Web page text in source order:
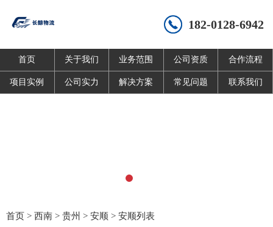
182-0128-6942
首页 关于我们 业务范围 公司资质 合作流程
项目实例 公司实力 解决方案 常见问题 联系我们
首页 > 西南 > 贵州 > 安顺 > 安顺列表